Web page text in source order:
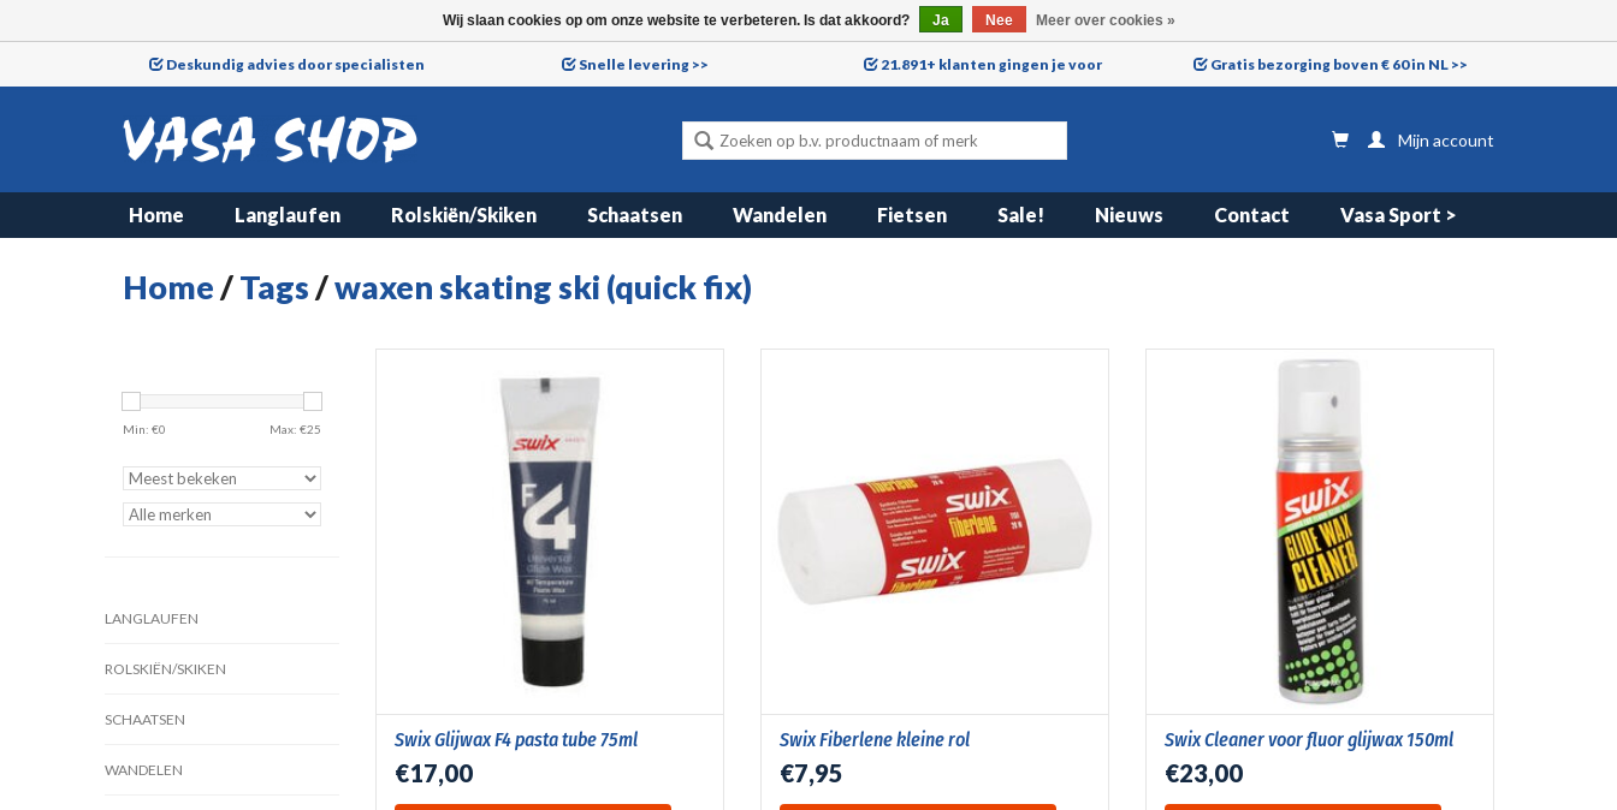
Deskundig advies door specialisten Snelle levering >> 21.891+ klanten gingen je voor Gratis bezorging boven € 60 in NL >>
Mijn account
Home Langlaufen Rolskiën/Skiken Schaatsen Wandelen Fietsen Sale! Nieuws Contact Vasa Sport >
Home/Tags/waxen skating ski (quick fix)
Min: €0 Max: €25
LANGLAUFEN
ROLSKIËN/SKIKEN
SCHAATSEN
WANDELEN
Swix Glijwax F4 pasta tube 75ml
€17,00
Swix Fiberlene kleine rol
€7,95
Swix Cleaner voor fluor glijwax 150ml
€23,00
Wij slaan cookies op om onze website te verbeteren. Is dat akkoord? Ja Nee Meer over cookies »